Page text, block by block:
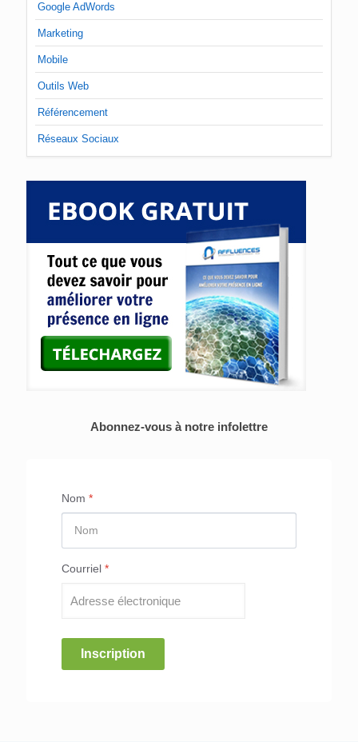
Google AdWords
Marketing
Mobile
Outils Web
Référencement
Réseaux Sociaux
Abonnez-vous à notre infolettre
Nom *
Courriel *
Inscription